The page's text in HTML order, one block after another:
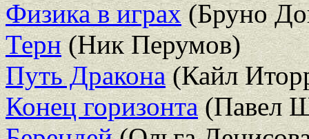
Физика в играх(Бруно
Терн(Ник Перумов)
Путь Дракона(Кайл
Конец горизонта(Павел